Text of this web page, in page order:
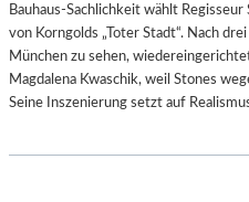
Bauhaus-Sachlichkeit wählt
von Korngolds „Toter Stadt“. Nach
München zu sehen,
Magdalena Kwaschik, weil Stones
Seine Inszenierung setzt auf